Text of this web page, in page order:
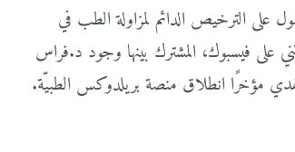
الترخيص الدائم لمزاولة الطب في
على فيسبوك، المشترك بينها وجود د.فراس
مؤخرًا انطلاق منصة بريلدوكس الطبيّة.